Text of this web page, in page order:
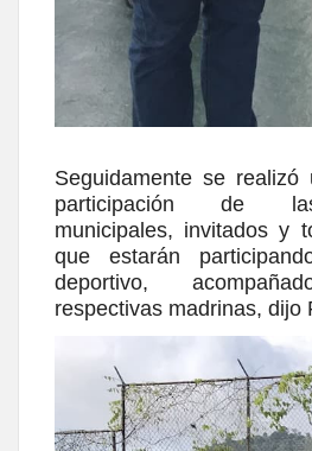
Seguidamente se
participación de
municipales, invitados y
que estarán
deportivo,
respectivas madrinas, dijo